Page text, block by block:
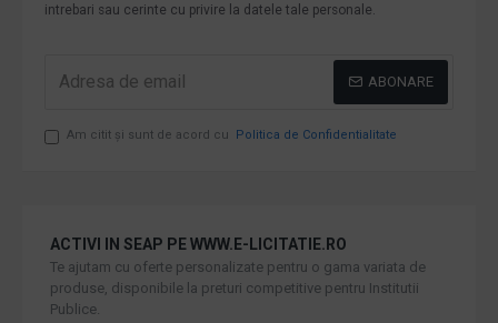
intrebari sau cerinte cu privire la datele tale personale.
ABONARE
Am citit şi sunt de acord cu Politica de Confidentialitate
ACTIVI IN SEAP PE WWW.E-LICITATIE.RO
Te ajutam cu oferte personalizate pentru o gama variata de
produse, disponibile la preturi competitive pentru Institutii
Publice.